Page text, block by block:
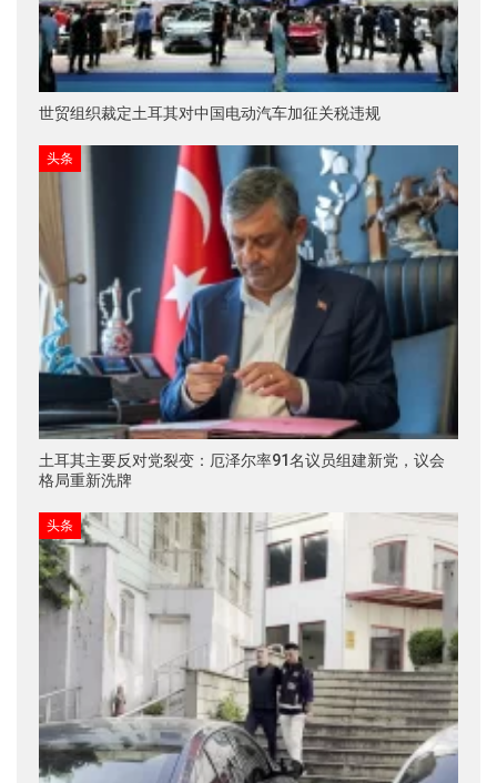
世贸组织裁定土耳其对中国电动汽车加征关税违规
头条
土耳其主要反对党裂变：厄泽尔率91名议员组建新党，议会
格局重新洗牌
头条